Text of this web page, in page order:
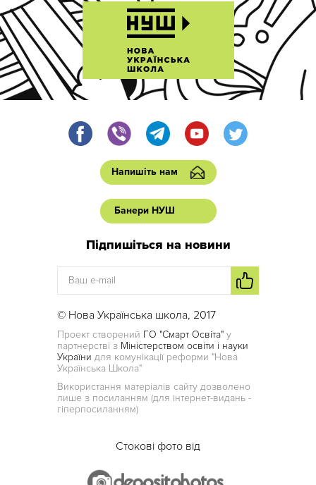
Напишіть нам
Банери НУШ
Підпишіться на новини
© Нова Українська школа, 2017
Проект створений ГО "Смарт Освіта" у
партнерстві з Міністерством освіти і науки
України для комунікації реформи "Нова
Українська Школа"
Використання матеріалів сайту дозволено
лише з посиланням (для інтернет-видань -
гіперпосиланням)
Стокові фото від